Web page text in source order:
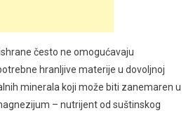
često ne omogućavaju
hranljive materije u dovoljnoj
minerala koji može biti zanemaren u
– nutrijent od suštinskog